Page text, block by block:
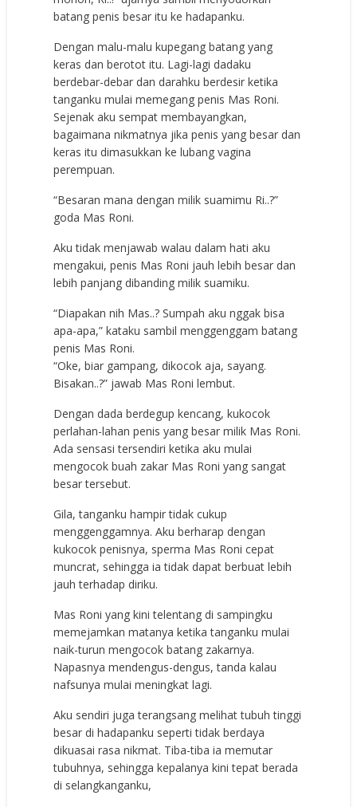
batang penis besar itu ke hadapanku.
Dengan malu-malu kupegang batang yang
keras dan berotot itu. Lagi-lagi dadaku
berdebar-debar dan darahku berdesir ketika
tanganku mulai memegang penis Mas Roni.
Sejenak aku sempat membayangkan,
bagaimana nikmatnya jika penis yang besar dan
keras itu dimasukkan ke lubang vagina
perempuan.
“Besaran mana dengan milik suamimu Ri..?”
goda Mas Roni.
Aku tidak menjawab walau dalam hati aku
mengakui, penis Mas Roni jauh lebih besar dan
lebih panjang dibanding milik suamiku.
“Diapakan nih Mas..? Sumpah aku nggak bisa
apa-apa,” kataku sambil menggenggam batang
penis Mas Roni.
“Oke, biar gampang, dikocok aja, sayang.
Bisakan..?” jawab Mas Roni lembut.
Dengan dada berdegup kencang, kukocok
perlahan-lahan penis yang besar milik Mas Roni.
Ada sensasi tersendiri ketika aku mulai
mengocok buah zakar Mas Roni yang sangat
besar tersebut.
Gila, tanganku hampir tidak cukup
menggenggamnya. Aku berharap dengan
kukocok penisnya, sperma Mas Roni cepat
muncrat, sehingga ia tidak dapat berbuat lebih
jauh terhadap diriku.
Mas Roni yang kini telentang di sampingku
memejamkan matanya ketika tanganku mulai
naik-turun mengocok batang zakarnya.
Napasnya mendengus-dengus, tanda kalau
nafsunya mulai meningkat lagi.
Aku sendiri juga terangsang melihat tubuh tinggi
besar di hadapanku seperti tidak berdaya
dikuasai rasa nikmat. Tiba-tiba ia memutar
tubuhnya, sehingga kepalanya kini tepat berada
di selangkanganku,